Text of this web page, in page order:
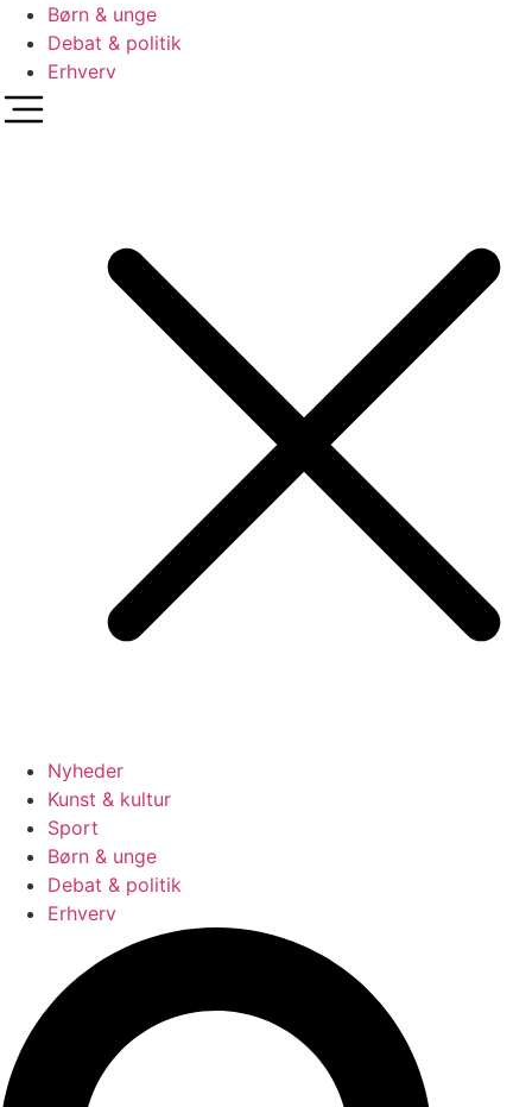
Børn & unge
Debat & politik
Erhverv
Nyheder
Kunst & kultur
Sport
Børn & unge
Debat & politik
Erhverv